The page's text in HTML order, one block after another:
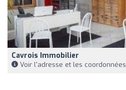
Cavrois Immobilier
Voir l'adresse et les coordonnées